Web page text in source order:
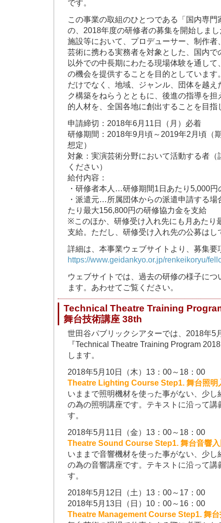
です。
この事業の取組のひとつである「国内専
の、2018年度の研修者の募集を開始しま
施設等において、プロデューサー、制作
芸術に携わる実務者を対象とした、国内
以外での中長期にわたる現場体験を通し
の機会を提供することを目的としていま
だけでなく、地域、ジャンル、団体を越
ク構築をねらうとともに、後進の指導を
的人材を、全国各地に創出することを目指
申請締切：2018年6月11日（月）必着
研修期間：2018年9月頃～2019年2月頃（
想定）
対象：実演芸術分野において活動する者
ください）
給付内容：
・研修者本人…研修期間1日あたり5,000円
・派遣元…所属団体からの派遣申請する
たり最大156,800円の研修協力金を支給
※このほか、研修受け入れ先にも月あたり
支給。ただし、研修受け入れ先の公募はし
詳細は、本事業ウェブサイトより、募集要
https://www.geidankyo.or.jp/renkeikoryu/
ウェブサイトでは、過去の研修の様子に
ます。あわせてご覧ください。
Technical Theatre Training
舞台技術講座 38th
世田谷パブリックシアターでは、2018年5
『Technical Theatre Training Program
します。
2018年5月10日（木）13：00～18：00
Theatre Lighting Course Step1. 舞台照明
いままで照明機材を使った事がない、少
の為の照明講座です。テキストに沿って
す。
2018年5月11日（金）13：00～18：00
Theatre Sound Course Step1. 舞台音響
いままで音響機材を使った事がない、少
の為の音響講座です。テキストに沿って
す。
2018年5月12日（土）13：00～17：00
2018年5月13日（日）10：00～16：00
Theatre Management Course Step1. 舞台